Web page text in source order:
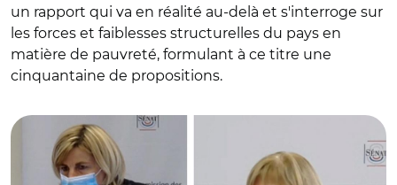
un rapport qui va en réalité au-delà et s'interroge sur
les forces et faiblesses structurelles du pays en
matière de pauvreté, formulant à ce titre une
cinquantaine de propositions.
© Capture vidéo Sénat/ Fréderique Puissat et Annie Le